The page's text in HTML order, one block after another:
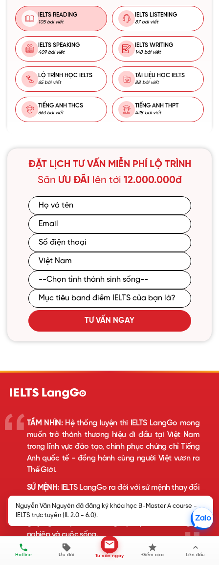
IELTS READING
105 bài viết
IELTS LISTENING
87 bài viết
IELTS SPEAKING
409 bài viết
IELTS WRITING
148 bài viết
LỘ TRÌNH HỌC IELTS
65 bài viết
TÀI LIỆU HỌC IELTS
88 bài viết
TIẾNG ANH THCS
663 bài viết
TIẾNG ANH THPT
428 bài viết
ĐẶT LỊCH TƯ VẤN MIỄN PHÍ LỘ TRÌNH
Săn ƯU ĐÃI lên tới 12.000.000đ
TƯ VẤN NGAY
Hotline Ưu đãi Tư vấn ngay Điểm cao Lên đầu
Nguyễn Văn Nguyên đã đăng ký khóa học B-Master A course -
IELTS trực tuyến (IL 2.0 - 6.0).
TẦM NHÌN:Hệ thống luyện thi IELTS LangGo mong
muốn trở thành thương hiệu đi đầu tại Việt Nam
trong lĩnh vực đào tạo, chinh phục chứng chỉ Tiếng
Anh quốc tế - đồng hành cùng người Việt vươn ra
Thế Giới.
SỨ MỆNH:IELTS LangGo ra đời với sứ mệnh thay đổi
IELTS nói riêng và học tiếng Anh nói chung, nhằm
giúp người học thành công, hạnh phúc hơn trong sự
nghiệp và cuộc sống.
HỆ THỐNG LUYỆN THI IELTS LANGGO